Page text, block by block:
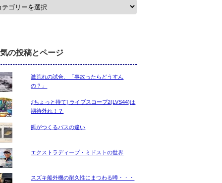
の投稿とページ
激荒れの試合、「事故ったらどうすん
の？」
:[ちょっと待て] ライブスコープ2(LVS44)は
期待外れ！？
餌がつくるバスの違い
エクストラディープ・ミドストの世界
スズキ船外機の耐久性にまつわる噂・・・